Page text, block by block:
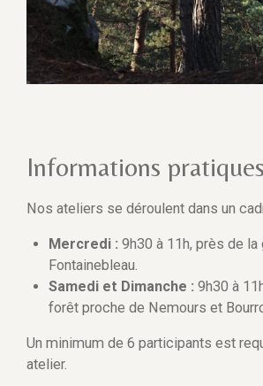
Informations pratiques
Nos ateliers se déroulent dans un
Mercredi : 9h30 à 11h, près de la
Fontainebleau.
Samedi et Dimanche : 9h30 à
forêt proche de Nemours et
Un minimum de 6 participants est
atelier.